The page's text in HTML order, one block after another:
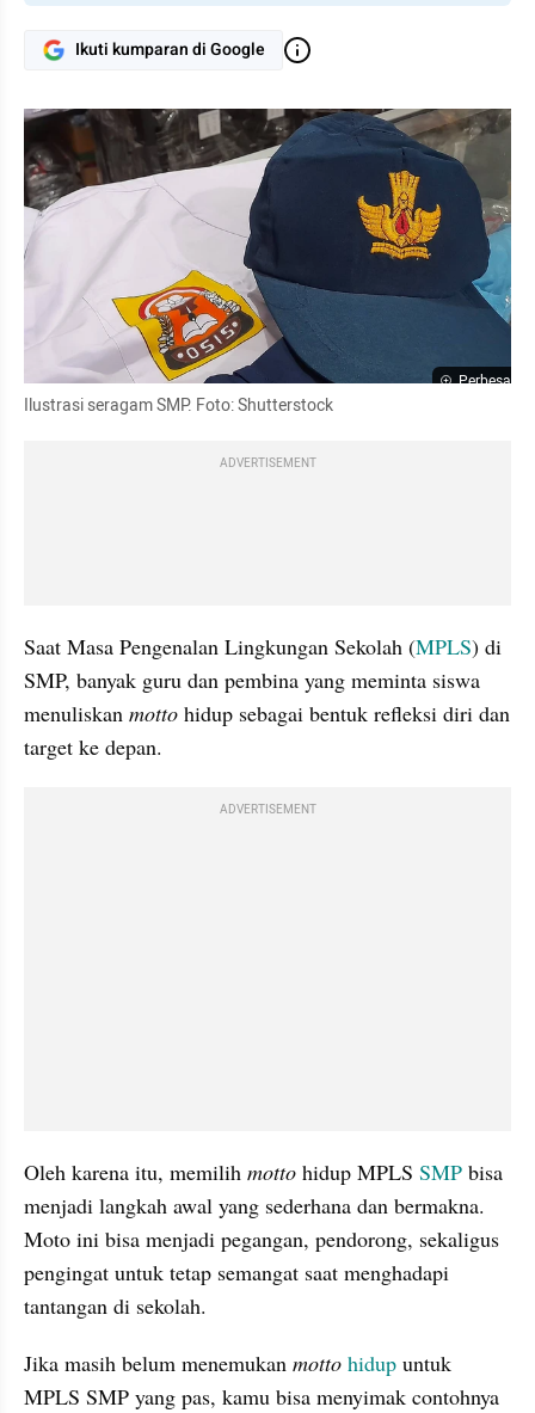
Ikuti kumparan di Google
Perbesar
Ilustrasi seragam SMP. Foto: Shutterstock
ADVERTISEMENT
Saat Masa Pengenalan Lingkungan Sekolah (MPLS) di
SMP, banyak guru dan pembina yang meminta siswa
menuliskan motto hidup sebagai bentuk refleksi diri dan
target ke depan.
ADVERTISEMENT
Oleh karena itu, memilih motto hidup MPLS SMP bisa
menjadi langkah awal yang sederhana dan bermakna.
Moto ini bisa menjadi pegangan, pendorong, sekaligus
pengingat untuk tetap semangat saat menghadapi
tantangan di sekolah.
Jika masih belum menemukan motto hidup untuk
MPLS SMP yang pas, kamu bisa menyimak contohnya